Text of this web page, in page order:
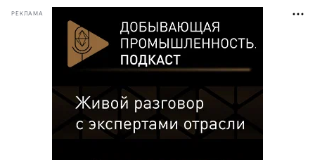
РЕКЛАМА